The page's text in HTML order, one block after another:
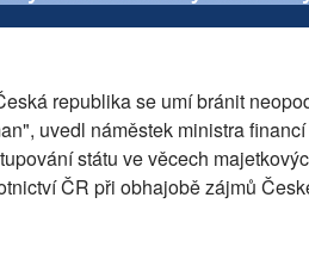
republika se umí bránit
uvedl náměstek ministra
státu ve věcech
ČR při obhajobě zájmů